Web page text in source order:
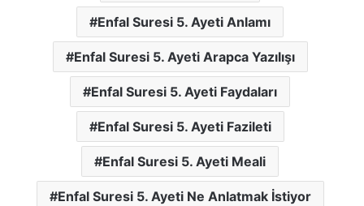
Enfal Suresi 5. Ayeti Anlamı
Enfal Suresi 5. Ayeti Arapca Yazılışı
Enfal Suresi 5. Ayeti Faydaları
Enfal Suresi 5. Ayeti Fazileti
Enfal Suresi 5. Ayeti Meali
Enfal Suresi 5. Ayeti Ne Anlatmak İstiyor